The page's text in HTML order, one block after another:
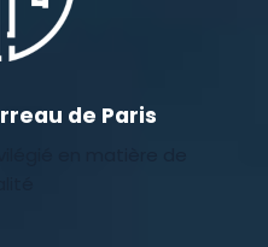
de Paris